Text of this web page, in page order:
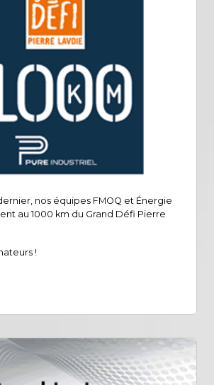
dernier, nos équipes FMOQ et Énergie
au 1000 km du Grand Défi Pierre
!